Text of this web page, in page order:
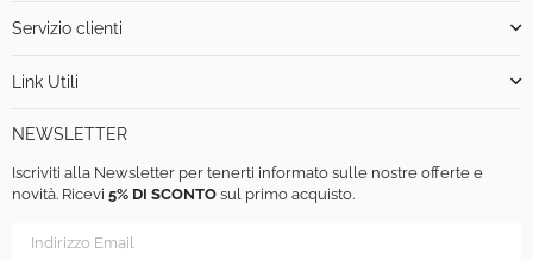
Servizio clienti
Link Utili
NEWSLETTER
Iscriviti alla Newsletter per tenerti informato sulle nostre offerte e
novità. Ricevi 5% DI SCONTO sul primo acquisto.